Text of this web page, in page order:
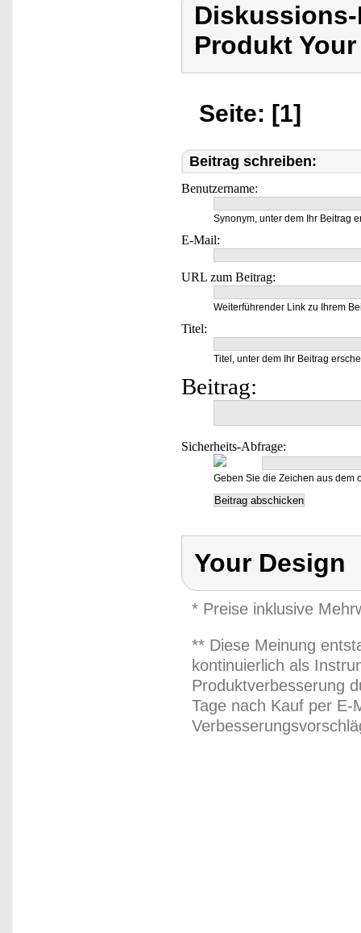
Produkt
Seite: [1]
Beitrag schreiben:
Benutzername:
Synonym, unter dem Ihr Beitrag
E-Mail:
URL zum Beitrag:
Weiterführender Link zu Ihrem
Titel:
Titel, unter dem Ihr Beitrag
Beitrag:
Sicherheits-Abfrage:
Geben Sie die Zeichen aus dem
Your Design
* Preise inklusive
** Diese Meinung
kontinuierlich als
Produktverbesserung
Tage nach Kauf per E-